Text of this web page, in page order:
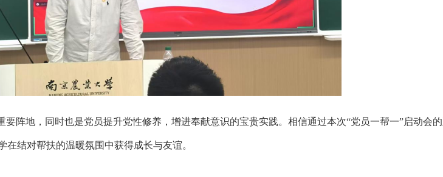
要阵地，同时也是党员提升党性修养，增进奉献意识的宝贵实践。相信通过本次“党员一帮一”启动会
结对帮扶的温暖氛围中获得成长与友谊。